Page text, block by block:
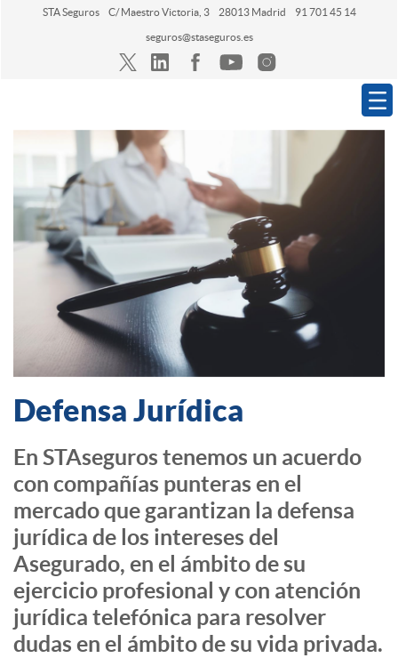
STA Seguros C/ Maestro Victoria, 3 28013 Madrid 91 701 45 14
seguros@staseguros.es
Navegación
Defensa Jurídica
En STAseguros tenemos un acuerdo
con compañías punteras en el
mercado que garantizan la defensa
jurídica de los intereses del
Asegurado, en el ámbito de su
ejercicio profesional y con atención
jurídica telefónica para resolver
dudas en el ámbito de su vida privada.